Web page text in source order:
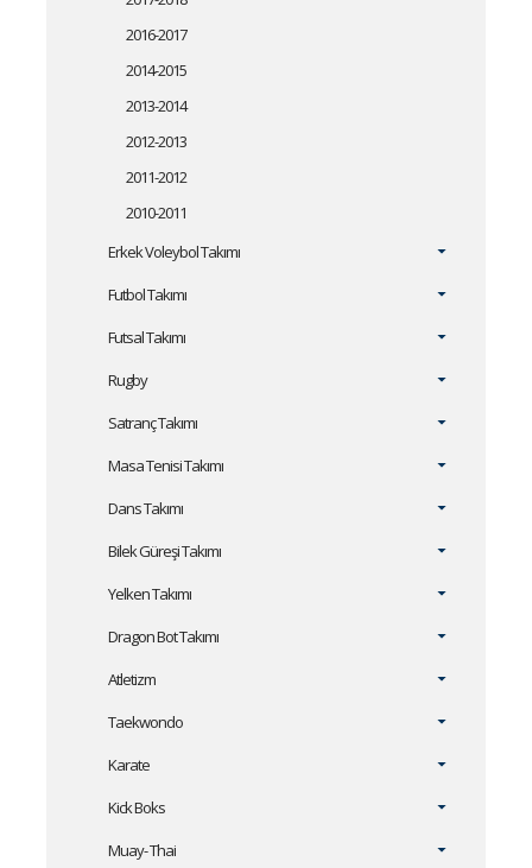
2016-2017
2014-2015
2013-2014
2012-2013
2011-2012
2010-2011
Erkek Voleybol Takımı
Futbol Takımı
Futsal Takımı
Rugby
Satranç Takımı
Masa Tenisi Takımı
Dans Takımı
Bilek Güreşi Takımı
Yelken Takımı
Dragon Bot Takımı
Atletizm
Taekwondo
Karate
Kick Boks
Muay- Thai